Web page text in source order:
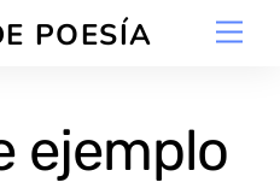
POESÍA
ejemplo